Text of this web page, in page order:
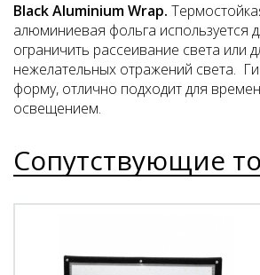
Black Aluminium Wrap.
алюминиевая фольга используется
ограничить рассеивание света или
нежелательных отражений света.
форму, отлично подходит для
освещением.
Сопутствующие